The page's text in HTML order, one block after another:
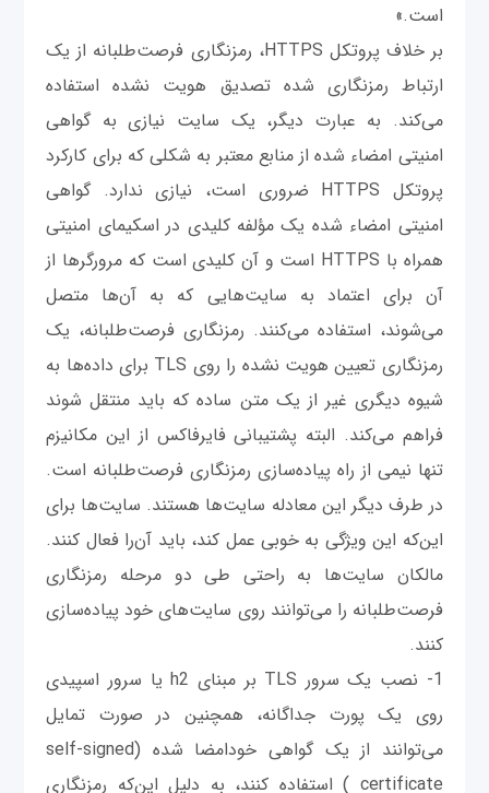
است.»
بر خلاف پروتکل HTTPS، رمزنگاری فرصت‌طلبانه از یک
ارتباط رمزنگاری شده تصدیق هویت نشده استفاده
می‌کند. به عبارت دیگر، یک سایت نیازی به گواهی
امنیتی امضاء شده از منابع معتبر به شکلی که برای کارکرد
پروتکل HTTPS ضروری است، نیازی ندارد. گواهی
امنیتی امضاء شده یک مؤلفه کلیدی در اسکیمای امنیتی
همراه با HTTPS است و آن کلیدی است که مرورگرها از
آن برای اعتماد به سایت‌هایی که به آن‌ها متصل
می‌شوند، استفاده می‌کنند. رمزنگاری فرصت‌طلبانه، یک
رمزنگاری تعیین هویت نشده را روی TLS برای داده‌ها به
شیوه دیگری غیر از یک متن ساده که باید منتقل شوند
فراهم می‌کند. البته پشتیبانی فایرفاکس از این مکانیزم
تنها نیمی از راه پیاده‌سازی رمزنگاری فرصت‌طلبانه است.
در طرف دیگر این معادله سایت‌ها هستند. سایت‌ها برای
این‌که این ویژگی به خوبی عمل کند، باید آن‌را فعال کنند.
مالکان سایت‌ها به راحتی طی دو مرحله رمزنگاری
فرصت‌طلبانه را می‌توانند روی سایت‌های خود پیاده‌سازی
کنند.
1- نصب یک سرور TLS بر مبنای h2 یا سرور اسپیدی
روی یک پورت جداگانه، همچنین در صورت تمایل
می‌توانند از یک گواهی خود‌امضا شده (self-signed
certificate ) استفاده کنند، به دلیل این‌که رمزنگاری